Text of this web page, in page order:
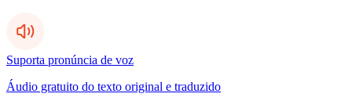
Suporta pronúncia de voz
Áudio gratuito do texto original e traduzido